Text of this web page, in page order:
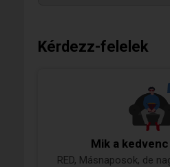
Kérdezz-felelek
Mik a
RED, Másnaposok, de